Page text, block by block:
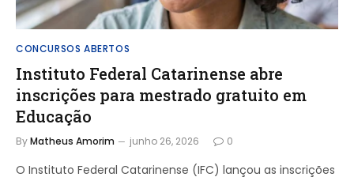
CONCURSOS ABERTOS
Instituto Federal Catarinense abre
inscrições para mestrado gratuito em
Educação
ByMatheus Amorim junho 26, 2026 0
O Instituto Federal Catarinense (IFC) lançou as inscrições